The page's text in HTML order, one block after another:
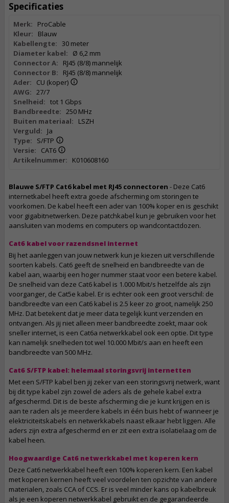
Specificaties
Merk:
ProCable
Kleur:
Blauw
Kabellengte: 30 meter
Diameter kabel:
Ø 6,2 mm
Connector A:
RJ45 (8/8) mannelijk
Connector B:
RJ45 (8/8) mannelijk
Ader:
CU (koper)
AWG: 27/7
Snelheid: tot 1 Gbps
Bandbreedte: 250 MHz
Buiten materiaal:
LSZH
Verguld:
Ja
Type:
S/FTP
Versie:
CAT6
Artikelnummer:
K010608160
Blauwe S/FTP Cat6 kabel met RJ45 connectoren - Deze Cat6
internetkabel heeft extra goede afscherming om storingen te
voorkomen. De kabel heeft een ader van 100% koper en is geschikt
voor gigabitnetwerken. Deze patchkabel kun je gebruiken voor het
aansluiten van modems en computers op wandcontactdozen.
Cat6 kabel voor razendsnel internet
Bij het aanleggen van jouw netwerk kun je kiezen uit verschillende
soorten kabels. Cat6 geeft de snelheid en bandbreedte van de
kabel aan, waarbij een hoger nummer staat voor een betere kabel.
De snelheid van deze Cat6 kabel is 1.000 Mbit/s hetzelfde als zijn
voorganger, de Cat5e kabel. Er is echter ook een groot verschil: de
bandbreedte van een Cat6 kabel is 2.5 keer zo groot, namelijk 250
MHz. Dat betekent dat je meer data tegelijk kunt verzenden en
ontvangen. Als jij niet alleen meer bandbreedte zoekt, maar ook
sneller internet, is een Cat6a netwerkkabel ook een optie. Dit type
kan namelijk snelheden tot wel 10.000 Mbit/s aan en heeft een
bandbreedte van 500 MHz.
Cat6 S/FTP kabel: helemaal storingsvrij internetten
Met een S/FTP kabel ben jij zeker van een storingsvrij netwerk, want
bij dit type kabel zijn zowel de aders als de gehele kabel extra
afgeschermd. Dit is de beste afscherming die je kunt krijgen en is
aan te raden als je meerdere kabels in één buis hebt of wanneer je
elektriciteitskabels en netwerkkabels naast elkaar hebt liggen. Alle
aders zijn extra afgeschermd en er zit een extra isolatielaag om de
kabel heen.
Hoogwaardige Cat6 netwerkkabel met koperen kern
Deze Cat6 netwerkkabel heeft een 100% koperen kern. Een kabel
met koperen kernen heeft veel voordelen ten opzichte van andere
materialen, zoals CCA of CCS. Er is veel minder kans op kabelbreuk
als je een koperen netwerkkabel gebruikt en de gegarandeerde